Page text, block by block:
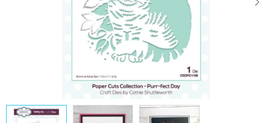
Moje objednávka
Oblíbené ♥️
Obchodní podmínky
Podmínky ochrany osobních údajů
Ověřování recenzí